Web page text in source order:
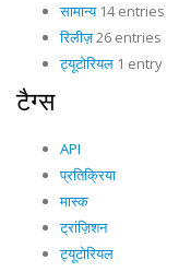
सामान्य14 entries
रिलीज़26 entries
ट्यूटोरियल 1 entry
टैग्स
API
प्रतिक्रिया
मास्क
ट्रांज़िशन
ट्यूटोरियल